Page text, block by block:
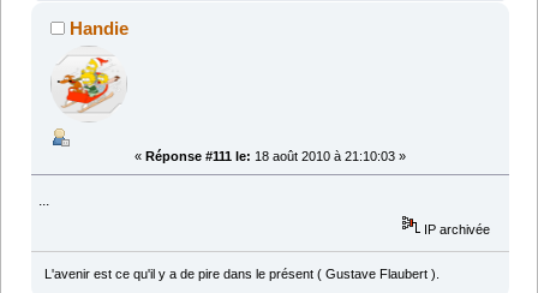
Handie
« Réponse #111 le: 18 août 2010 à 21:10:03 »
IP archivée
L'avenir est ce qu'il y a de pire dans le présent ( Gustave Flaubert ).